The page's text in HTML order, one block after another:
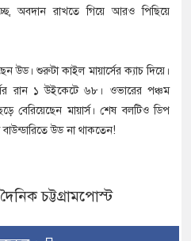
অবদান রাখতে গিয়ে আরও পিছিয়ে
উড। শুরুটা কাইল মায়ার্সের ক্যাচ দিয়ে।
রান ১ উইকেটে ৬৮। ওভারের পঞ্চম
বেরিয়েছেন মায়ার্স। শেষ বলটিও ডিপ
উড না থাকতেন!
চট্টগ্রামপোস্ট